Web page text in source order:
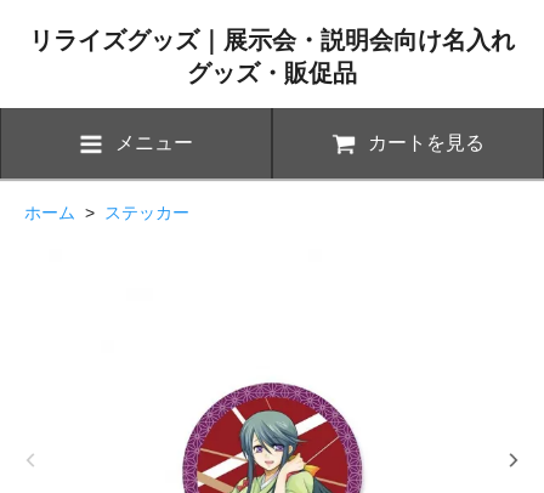
リライズグッズ｜展示会・説明会向け名入れ
グッズ・販促品
メニュー カートを見る
ホーム > ステッカー